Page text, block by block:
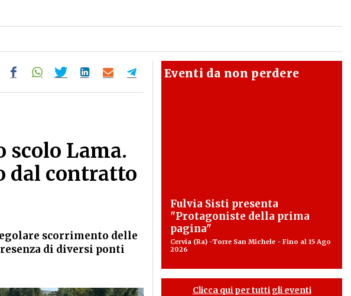
scolo Lama.
dal contratto
scorrimento delle
di diversi ponti
Eventi da non perdere
Fulvia Sisti presenta
"Protagoniste della prima
pagina"
Cervia (Ra) -Torre San Michele - Fino al 15 Ago
2026
Clicca qui per tutti gli eventi